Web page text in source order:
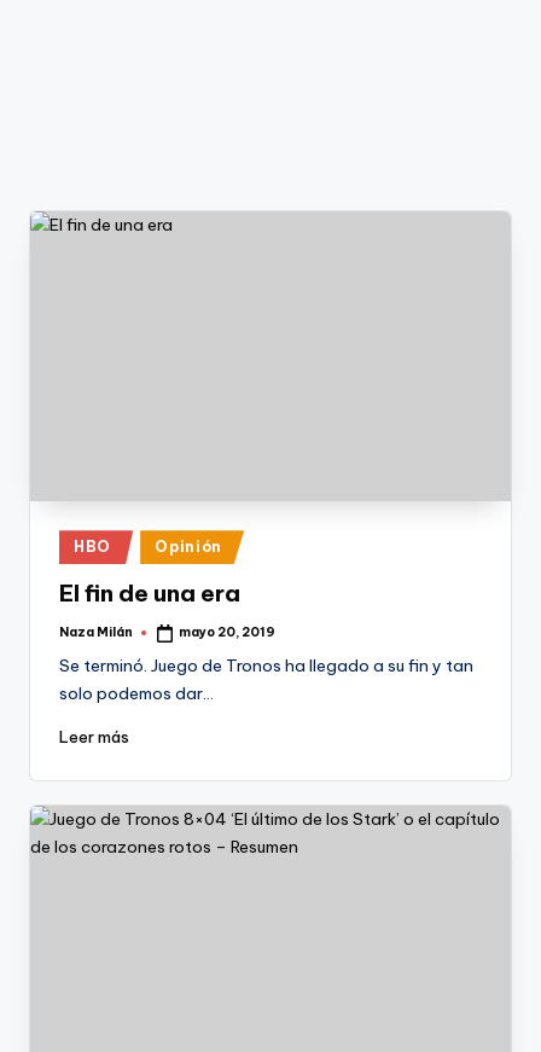
Publicado
en
HBO Opinión
El fin de una era
Publicado
Naza Milán mayo 20, 2019
Se terminó. Juego de Tronos ha llegado a su fin y tan
solo podemos dar…
Leer más